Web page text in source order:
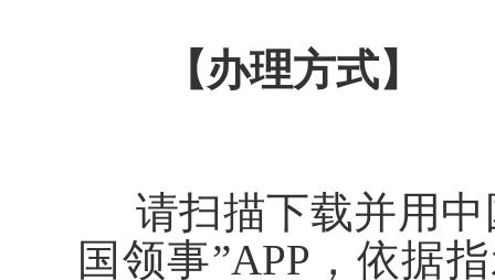
【办理方式】
请扫描下载并用
国领事”APP，依据